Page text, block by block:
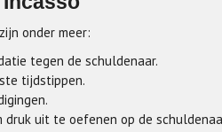
onder meer:
tegen de schuldenaar.
tijdstippen.
uit te oefenen op de